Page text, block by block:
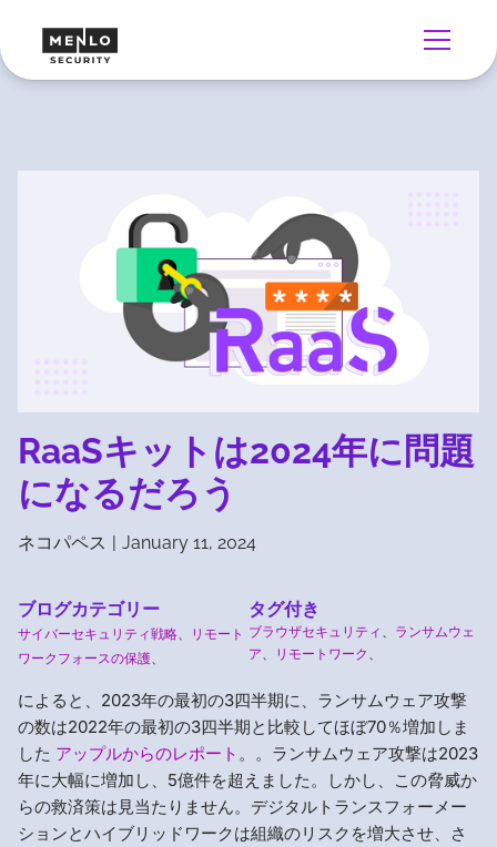
RaaSキットは2024年に問題
になるだろう
ネコパペス | January 11, 2024
ブログカテゴリー
サイバーセキュリティ戦略
リモート
ワークフォースの保護
タグ付き
ブラウザセキュリティ
ランサムウェ
ア
リモートワーク
によると、2023年の最初の3四半期に、ランサムウェア攻撃
の数は2022年の最初の3四半期と比較してほぼ70％増加しま
した アップルからのレポート 。。ランサムウェア攻撃は2023
年に大幅に増加し、5億件を超えました。しかし、この脅威か
らの救済策は見当たりません。デジタルトランスフォーメー
ションとハイブリッドワークは組織のリスクを増大させ、さ